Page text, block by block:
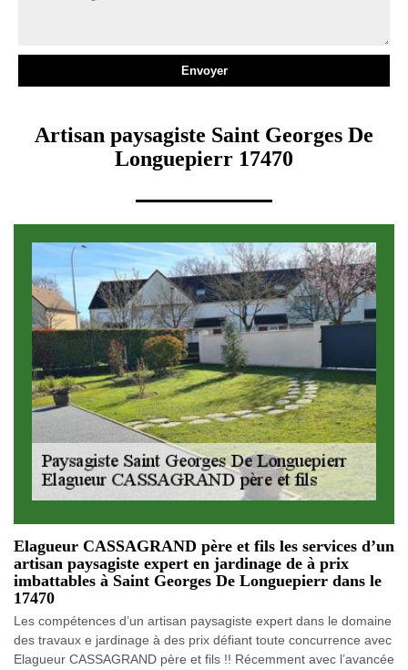
Artisan paysagiste Saint Georges De
Longuepierr 17470
Elagueur CASSAGRAND père et fils les services d’un
artisan paysagiste expert en jardinage de à prix
imbattables à Saint Georges De Longuepierr dans le
17470
Les compétences d’un artisan paysagiste expert dans le domaine
des travaux e jardinage à des prix défiant toute concurrence avec
Elagueur CASSAGRAND père et fils !! Récemment avec l’avancée